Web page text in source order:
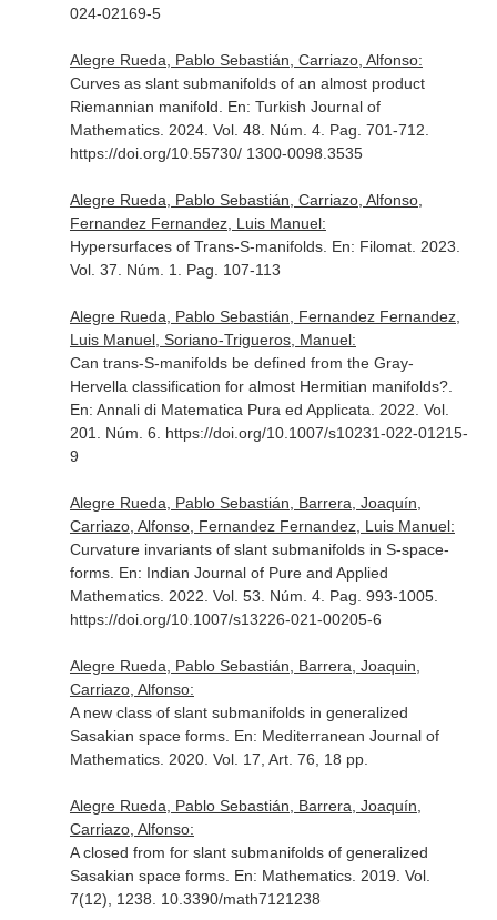
024-02169-5
Alegre Rueda, Pablo Sebastián, Carriazo, Alfonso:
Curves as slant submanifolds of an almost product
Riemannian manifold. En: Turkish Journal of
Mathematics. 2024. Vol. 48. Núm. 4. Pag. 701-712.
https://doi.org/10.55730/ 1300-0098.3535
Alegre Rueda, Pablo Sebastián, Carriazo, Alfonso,
Fernandez Fernandez, Luis Manuel:
Hypersurfaces of Trans-S-manifolds. En: Filomat. 2023.
Vol. 37. Núm. 1. Pag. 107-113
Alegre Rueda, Pablo Sebastián, Fernandez Fernandez,
Luis Manuel, Soriano-Trigueros, Manuel:
Can trans-S-manifolds be defined from the Gray-
Hervella classification for almost Hermitian manifolds?.
En: Annali di Matematica Pura ed Applicata . 2022. Vol.
201. Núm. 6. https://doi.org/10.1007/s10231-022-01215-
9
Alegre Rueda, Pablo Sebastián, Barrera, Joaquín,
Carriazo, Alfonso, Fernandez Fernandez, Luis Manuel:
Curvature invariants of slant submanifolds in S-space-
forms. En: Indian Journal of Pure and Applied
Mathematics. 2022. Vol. 53. Núm. 4. Pag. 993-1005.
https://doi.org/10.1007/s13226-021-00205-6
Alegre Rueda, Pablo Sebastián, Barrera, Joaquin,
Carriazo, Alfonso:
A new class of slant submanifolds in generalized
Sasakian space forms. En: Mediterranean Journal of
Mathematics. 2020. Vol. 17, Art. 76, 18 pp.
Alegre Rueda, Pablo Sebastián, Barrera, Joaquín,
Carriazo, Alfonso:
A closed from for slant submanifolds of generalized
Sasakian space forms. En: Mathematics. 2019. Vol.
7(12), 1238. 10.3390/math7121238